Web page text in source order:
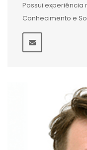
Possui experiência
Conhecimento e